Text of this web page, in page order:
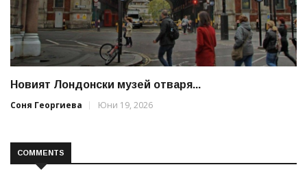
Новият Лондонски музей отваря...
Соня Георгиева
Юни 19, 2026
COMMENTS